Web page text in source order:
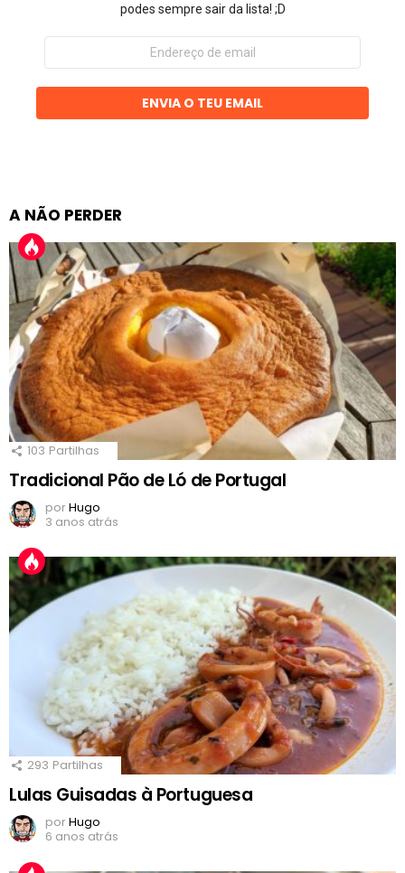
podes sempre sair da lista! ;D
Endereço
email
ENVIA O TEU EMAIL
A NÃO PERDER
103 Partilhas
Tradicional Pão de Ló de Portugal
porHugo
3 anos atrás
293 Partilhas
Lulas Guisadas à Portuguesa
porHugo
6 anos atrás